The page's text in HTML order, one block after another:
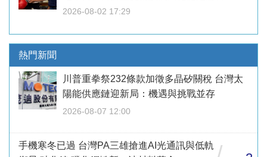
2026-08-02 17:29
熱門新聞
川普重拳祭232條款加徵多晶矽關稅 台灣太
陽能供應鏈迎新局：機遇與挑戰並存
2026-08-07 12:00
手機寒冬已過 台灣PA三雄搶進AI光通訊與低軌